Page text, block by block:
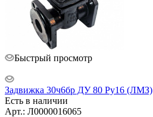
Быстрый просмотр
Задвижка 30ч6бр ДУ 80 Ру16 (ЛМЗ)
Есть в наличии
Арт.: Л0000016065